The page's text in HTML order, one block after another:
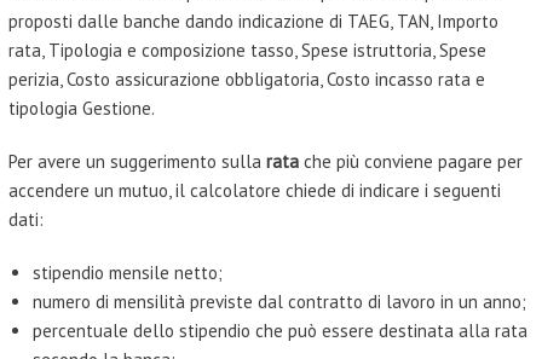
proposti dalle banche dando indicazione di TAEG, TAN, Importo
rata, Tipologia e composizione tasso, Spese istruttoria, Spese
perizia, Costo assicurazione obbligatoria, Costo incasso rata e
tipologia Gestione.
Per avere un suggerimento sulla ratache più conviene pagare per
accendere un mutuo, il calcolatore chiede di indicare i seguenti
dati:
stipendio mensile netto;
numero di mensilità previste dal contratto di lavoro in un anno;
percentuale dello stipendio che può essere destinata alla rata